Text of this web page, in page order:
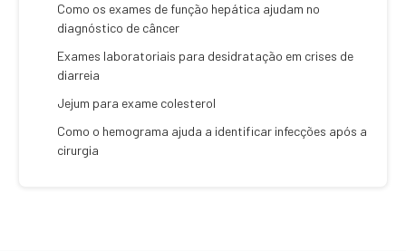
Como os exames de função hepática ajudam no
diagnóstico de câncer
Exames laboratoriais para desidratação em crises de
diarreia
Jejum para exame colesterol
Como o hemograma ajuda a identificar infecções após a
cirurgia